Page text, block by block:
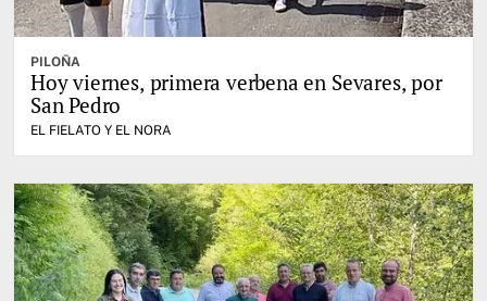
PILOÑA
Hoy viernes, primera verbena en Sevares, por
San Pedro
EL FIELATO Y EL NORA